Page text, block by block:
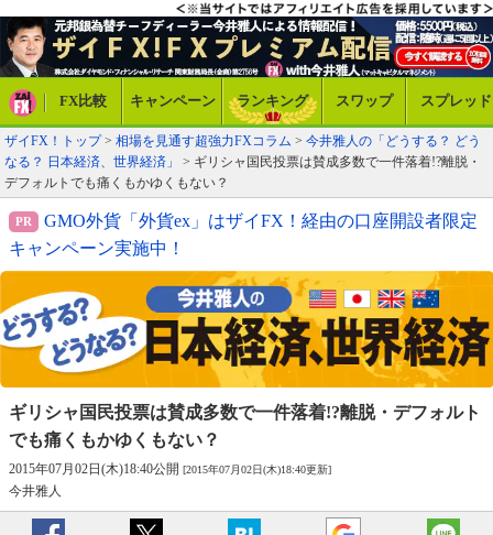
FX比較 キャンペーン ランキング スワップ スプレッド
ザイFX！トップ> 相場を見通す超強力FXコラム > 今井雅人の「どうする？ どう
なる？ 日本経済、世界経済」
> ギリシャ国民投票は賛成多数で一件落着!?離脱・
デフォルトでも痛くもかゆくもない？
GMO外貨「外貨ex」はザイFX！経由の口座開設者限定
キャンペーン実施中！
ギリシャ国民投票は賛成多数で一件落着!?離脱・デフォルト
でも痛くもかゆくもない？
2015年07月02日(木)18:40公開 [2015年07月02日(木)18:40更新]
今井雅人